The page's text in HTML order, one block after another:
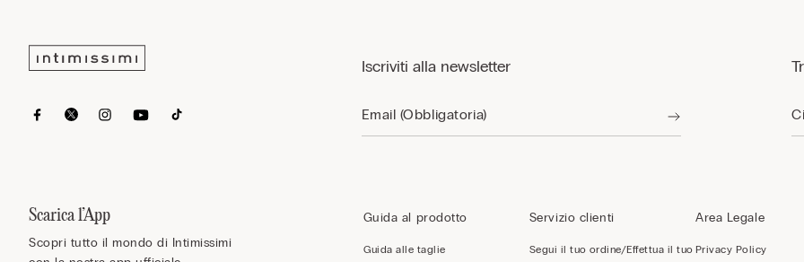
Scarica l’App
Scopri tutto il mondo di Intimissimi
Iscriviti alla newsletter
Guida al prodotto
Guida alle taglie
Servizio clienti
Segui il tuo ordine/Effettua il tuo
Area Legale
Privacy Policy